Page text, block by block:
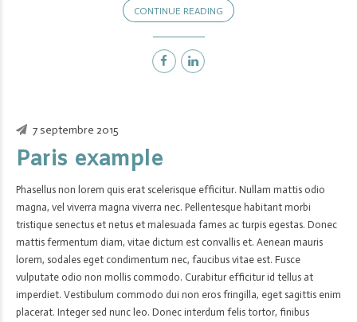
CONTINUE READING
7 septembre 2015
Paris example
Phasellus non lorem quis erat scelerisque efficitur. Nullam mattis odio
magna, vel viverra magna viverra nec. Pellentesque habitant morbi
tristique senectus et netus et malesuada fames ac turpis egestas. Donec
mattis fermentum diam, vitae dictum est convallis et. Aenean mauris
lorem, sodales eget condimentum nec, faucibus vitae est. Fusce
vulputate odio non mollis commodo. Curabitur efficitur id tellus at
imperdiet. Vestibulum commodo dui non eros fringilla, eget sagittis enim
placerat. Integer sed nunc leo. Donec interdum felis tortor, finibus